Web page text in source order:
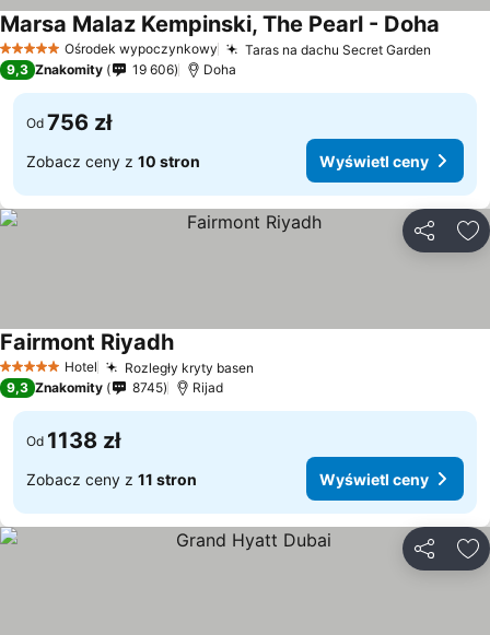
5 KategoriaOśrodek wypoczynkowy Taras na dachu Secret Garden
Marsa Malaz Kempinski, The Pearl - Doha
9,3 Znakomity 19 606 Doha
Od 756 zł
Zobacz ceny z 10 stron Wyświetl ceny
5 KategoriaHotel Rozległy kryty basen
Fairmont RiyadhWyświetl ceny
9,3 Znakomity 8745 Rijad
Od 1138 zł
Zobacz ceny z 11 stron Wyświetl ceny